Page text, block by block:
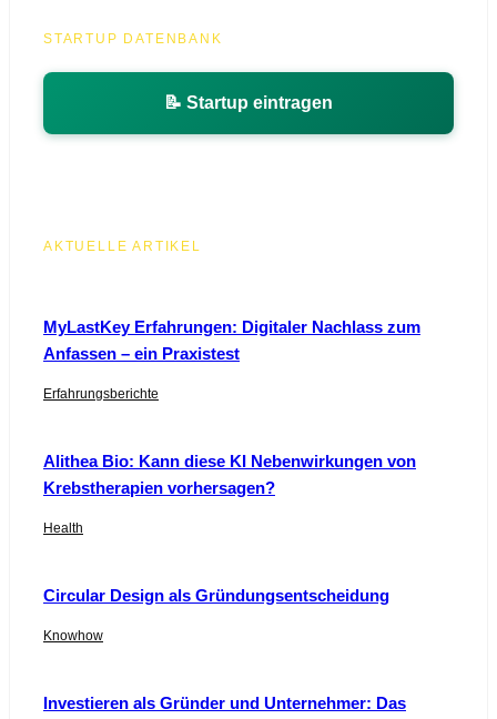
STARTUP DATENBANK
📝 Startup eintragen
AKTUELLE ARTIKEL
MyLastKey Erfahrungen: Digitaler Nachlass zum
Anfassen – ein Praxistest
Erfahrungsberichte
Alithea Bio: Kann diese KI Nebenwirkungen von
Krebstherapien vorhersagen?
Health
Circular Design als Gründungsentscheidung
Knowhow
Investieren als Gründer und Unternehmer: Das